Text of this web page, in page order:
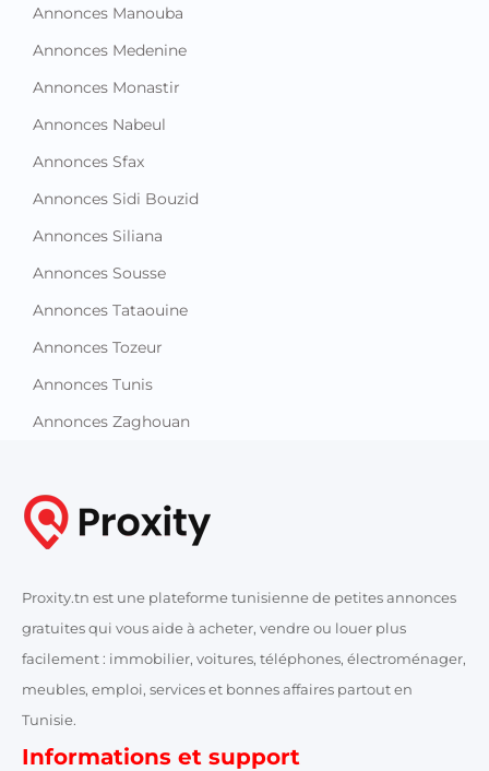
Annonces Manouba
Annonces Medenine
Annonces Monastir
Annonces Nabeul
Annonces Sfax
Annonces Sidi Bouzid
Annonces Siliana
Annonces Sousse
Annonces Tataouine
Annonces Tozeur
Annonces Tunis
Annonces Zaghouan
Proxity.tn est une plateforme tunisienne de petites annonces
gratuites qui vous aide à acheter, vendre ou louer plus
facilement : immobilier, voitures, téléphones, électroménager,
meubles, emploi, services et bonnes affaires partout en
Tunisie.
Informations et support